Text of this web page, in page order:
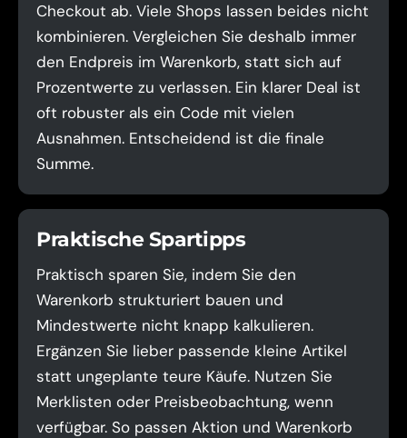
Checkout ab. Viele Shops lassen beides nicht
kombinieren. Vergleichen Sie deshalb immer
den Endpreis im Warenkorb, statt sich auf
Prozentwerte zu verlassen. Ein klarer Deal ist
oft robuster als ein Code mit vielen
Ausnahmen. Entscheidend ist die finale
Summe.
Praktische Spartipps
Praktisch sparen Sie, indem Sie den
Warenkorb strukturiert bauen und
Mindestwerte nicht knapp kalkulieren.
Ergänzen Sie lieber passende kleine Artikel
statt ungeplante teure Käufe. Nutzen Sie
Merklisten oder Preisbeobachtung, wenn
verfügbar. So passen Aktion und Warenkorb